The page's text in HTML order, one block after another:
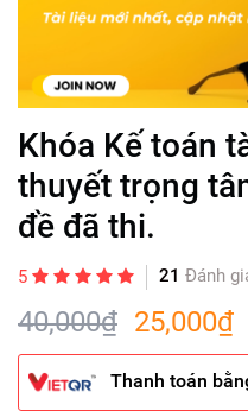
Khóa Kế toán
thuyết trọng
đề đã thi.
5 21 Đánh
40,000₫ 25,000₫
Thanh toán